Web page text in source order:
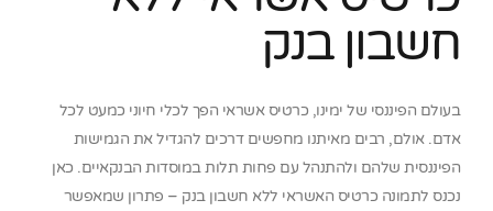
חשבון בנק
בעולם הפיננסי של ימינו, כרטיס אשראי הפך לכלי חיוני כמעט לכל
אדם. אולם, רבים מאיתנו מחפשים דרכים להגדיל את הגמישות
הפיננסית שלהם ולהתנהל עם פחות תלות במוסדות הבנקאיים. כאן
נכנס לתמונה כרטיס האשראי ללא חשבון בנק – פתרון שמאפשר